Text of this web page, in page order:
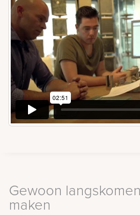
Gewoon
maken